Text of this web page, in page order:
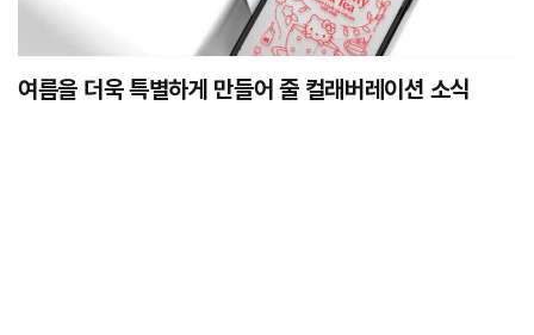
여름을 더욱 특별하게 만들어 줄 컬래버레이션 소식